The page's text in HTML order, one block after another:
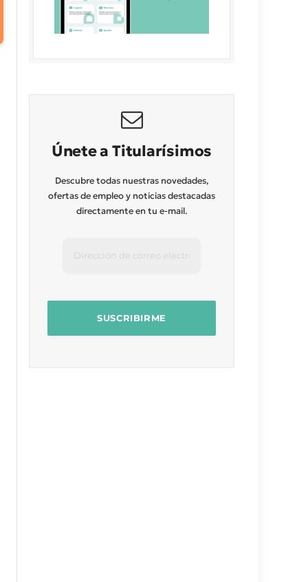
Únete a Titularísimos
Descubre todas nuestras novedades,
ofertas de empleo y noticias destacadas
directamente en tu e-mail.